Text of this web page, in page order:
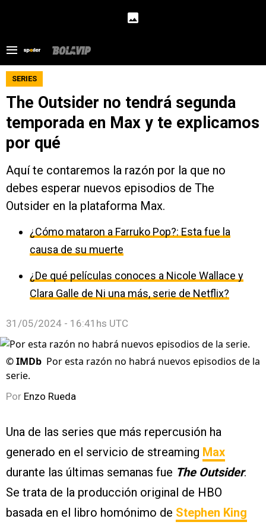
SERIES
The Outsider no tendrá segunda
temporada en Max y te explicamos
por qué
Aquí te contaremos la razón por la que no
debes esperar nuevos episodios de The
Outsider en la plataforma Max.
¿Cómo mataron a Farruko Pop?: Esta fue la
causa de su muerte
¿De qué películas conoces a Nicole Wallace y
Clara Galle de Ni una más, serie de Netflix?
31/05/2024 - 16:41hs UTC
©IMDb Por esta razón no habrá nuevos episodios de la
serie.
Por Enzo Rueda
Una de las series que más repercusión ha
generado en el servicio de streaming Max
durante las últimas semanas fue The Outsider.
Se trata de la producción original de HBO
basada en el libro homónimo de Stephen King